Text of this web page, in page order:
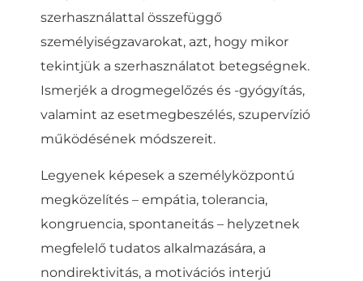
szerhasználattal összefüggő
személyiségzavarokat, azt, hogy mikor
tekintjük a szerhasználatot betegségnek.
Ismerjék a drogmegelőzés és -gyógyítás,
valamint az esetmegbeszélés, szupervízió
működésének módszereit.
Legyenek képesek a személyközpontú
megközelítés – empátia, tolerancia,
kongruencia, spontaneitás – helyzetnek
megfelelő tudatos alkalmazására, a
nondirektivitás, a motivációs interjú